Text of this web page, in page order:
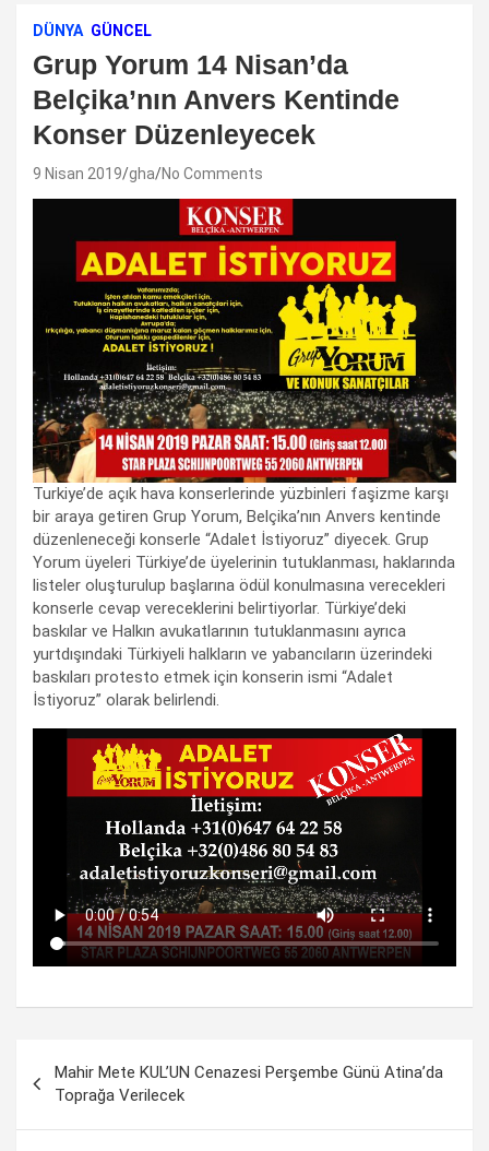
DÜNYA GÜNCEL
Grup Yorum 14 Nisan’da
Belçika’nın Anvers Kentinde
Konser Düzenleyecek
9 Nisan 2019 gha No Comments
Turkiye’de açık hava konserlerinde yüzbinleri faşizme karşı
bir araya getiren Grup Yorum, Belçika’nın Anvers kentinde
düzenleneceği konserle “Adalet İstiyoruz” diyecek. Grup
Yorum üyeleri Türkiye’de üyelerinin tutuklanması, haklarında
listeler oluşturulup başlarına ödül konulmasına verecekleri
konserle cevap vereceklerini belirtiyorlar. Türkiye’deki
baskılar ve Halkın avukatlarının tutuklanmasını ayrıca
yurtdışındaki Türkiyeli halkların ve yabancıların üzerindeki
baskıları protesto etmek için konserin ismi “Adalet
İstiyoruz” olarak belirlendi.
dolaşımı
Mahir Mete KUL’UN Cenazesi Perşembe Günü Atina’da
Toprağa Verilecek